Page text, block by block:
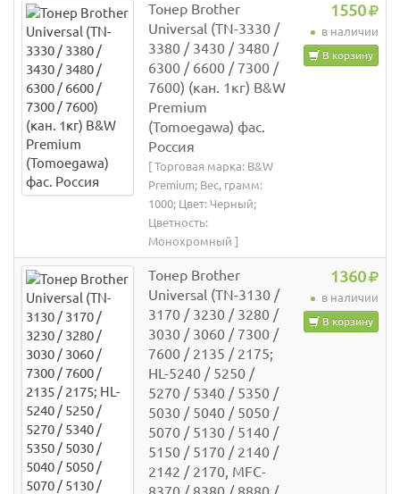
Тонер Brother
Universal (TN-3330 /
3380 / 3430 / 3480 /
6300 / 6600 / 7300 /
7600) (кан. 1кг) B&W
Premium
(Tomoegawa) фас.
Россия
[ Торговая марка: B&W
Premium; Вес, грамм:
1000; Цвет: Черный;
Цветность:
Монохромный ]
1550
в наличии
В корзину
Тонер Brother
Universal (TN-3130 /
3170 / 3230 / 3280 /
3030 / 3060 / 7300 /
7600 / 2135 / 2175;
HL-5240 / 5250 /
5270 / 5340 / 5350 /
5030 / 5040 / 5050 /
5070 / 5130 / 5140 /
5150 / 5170 / 2140 /
2142 / 2170, MFC-
1360
в наличии
В корзину